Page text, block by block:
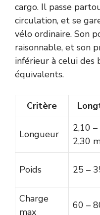
cargo. Il passe
circulation, et se
vélo ordinaire. Son
raisonnable, et son
inférieur à celui
équivalents.
Critère
Longueur
2,10 –
2,30
Poids 25 –
Charge
max
60 –